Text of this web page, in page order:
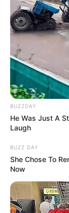
BUZZDAY
He Was Just A
Laugh
BUZZ DAY
She Chose To
Now